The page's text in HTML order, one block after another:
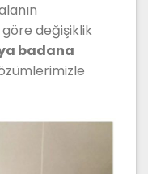
değişiklik
badana